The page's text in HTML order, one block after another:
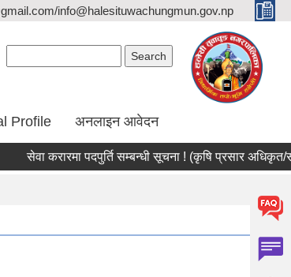
info@halesituwachungmun.gov.np
Profile अनलाइन आवेदन
सेवा करारमा पदपुर्ति सम्बन्धी सूचना ! (कृषि प्रसार अधिकृत/